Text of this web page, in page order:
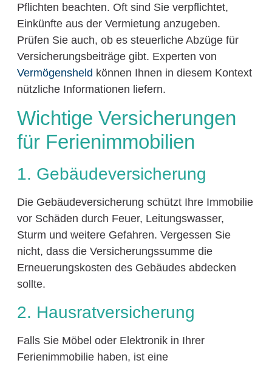
Pflichten beachten. Oft sind Sie verpflichtet,
Einkünfte aus der Vermietung anzugeben.
Prüfen Sie auch, ob es steuerliche Abzüge für
Versicherungsbeiträge gibt. Experten von
Vermögensheld können Ihnen in diesem Kontext
nützliche Informationen liefern.
Wichtige Versicherungen
für Ferienimmobilien
1. Gebäudeversicherung
Die Gebäudeversicherung schützt Ihre Immobilie
vor Schäden durch Feuer, Leitungswasser,
Sturm und weitere Gefahren. Vergessen Sie
nicht, dass die Versicherungssumme die
Erneuerungskosten des Gebäudes abdecken
sollte.
2. Hausratversicherung
Falls Sie Möbel oder Elektronik in Ihrer
Ferienimmobilie haben, ist eine